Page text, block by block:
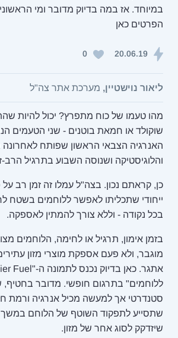
במיוחד. אז במה בדיוק מדובר ומי
הפרטים כאן
20.06.19
0
ליאור נוישטיין, מערכת אתר צה"ל
מהו טעמו של כוח מתפרץ? יכול להיות
שוקולד או חמאת בוטנים - שני הטעמים
האנרגיה הצבאי הראשון שפותח לאחרונה
והלוגיסטיקה ושנוסה השבוע בתרגיל הרב-
כן, קראתם נכון. בצה"ל עמלו זה זמן רב
ייחודי שתכליתו לאפשר ללוחמים בשטח
בכל נקודה - וללא צורך להמתין לאספקה.
בזמן אימון, תרגיל או לחימה, הלוחמים
מוגבר, ולא פעם אספקת מוצרי מזון
ללוחמים" בתרגום חופשי. מדובר בחטיף,
סטנדרטי אך למעשה מכיל אנרגיה ורמת
שתסייע לתפקוד השוטף של הלוחם במשך
שיזדקק לסוג אחר של מזון.